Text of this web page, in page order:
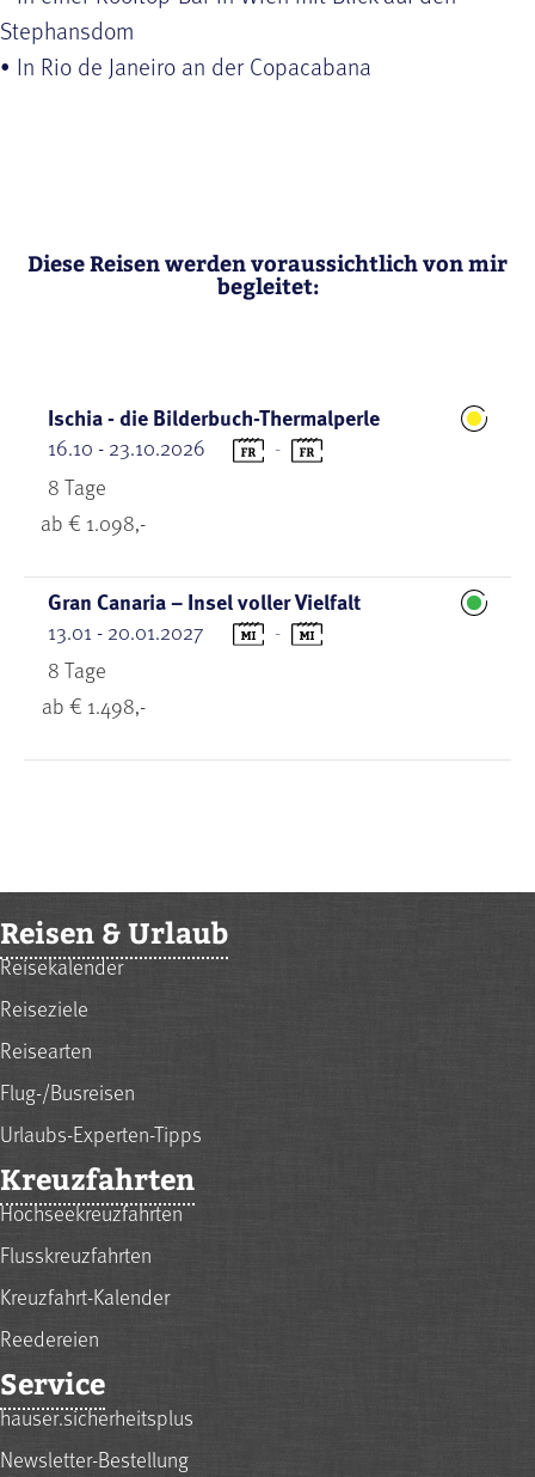
Stephansdom
• In Rio de Janeiro an der Copacabana
Diese Reisen werden voraussichtlich von mir
begleitet:
Ischia - die Bilderbuch-Thermalperle
16.10 - 23.10.2026
-
8 Tage
ab € 1.098,-
Gran Canaria – Insel voller Vielfalt
13.01 - 20.01.2027
-
8 Tage
ab € 1.498,-
Reisen & Urlaub
Reisekalender
Reiseziele
Reisearten
Flug-/Busreisen
Urlaubs-Experten-Tipps
Kreuzfahrten
Hochseekreuzfahrten
Flusskreuzfahrten
Kreuzfahrt-Kalender
Reedereien
Service
hauser.sicherheitsplus
Newsletter-Bestellung